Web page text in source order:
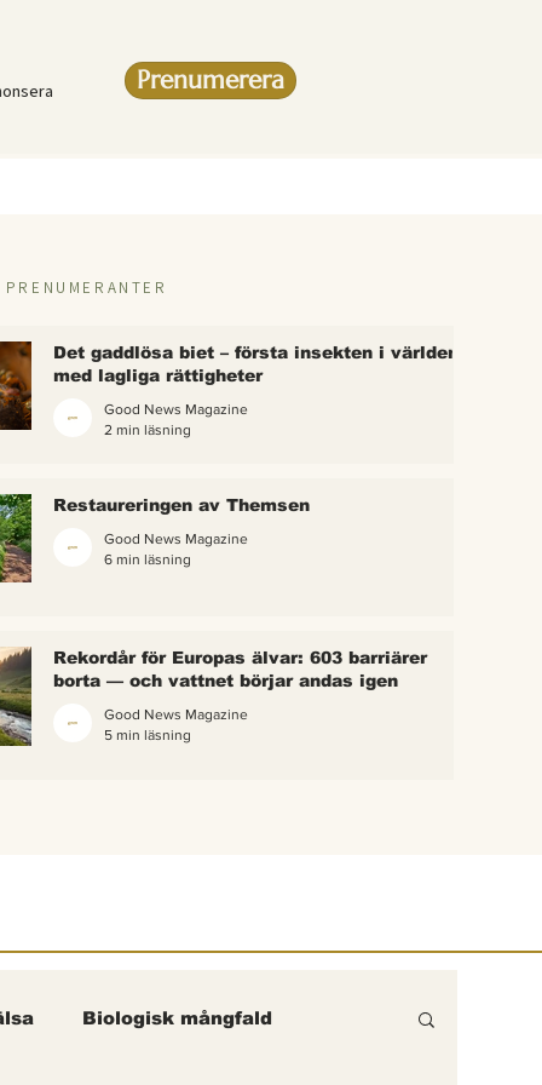
Prenumerera
–
i
gick
Det gaddlösa biet – första insekten i världen
med lagliga rättigheter
Good News Magazine
2 min läsning
Restaureringen av Themsen
Good News Magazine
6 min läsning
Rekordår för Europas älvar: 603 barriärer
borta — och vattnet börjar andas igen
Good News Magazine
5 min läsning
Biologisk mångfald